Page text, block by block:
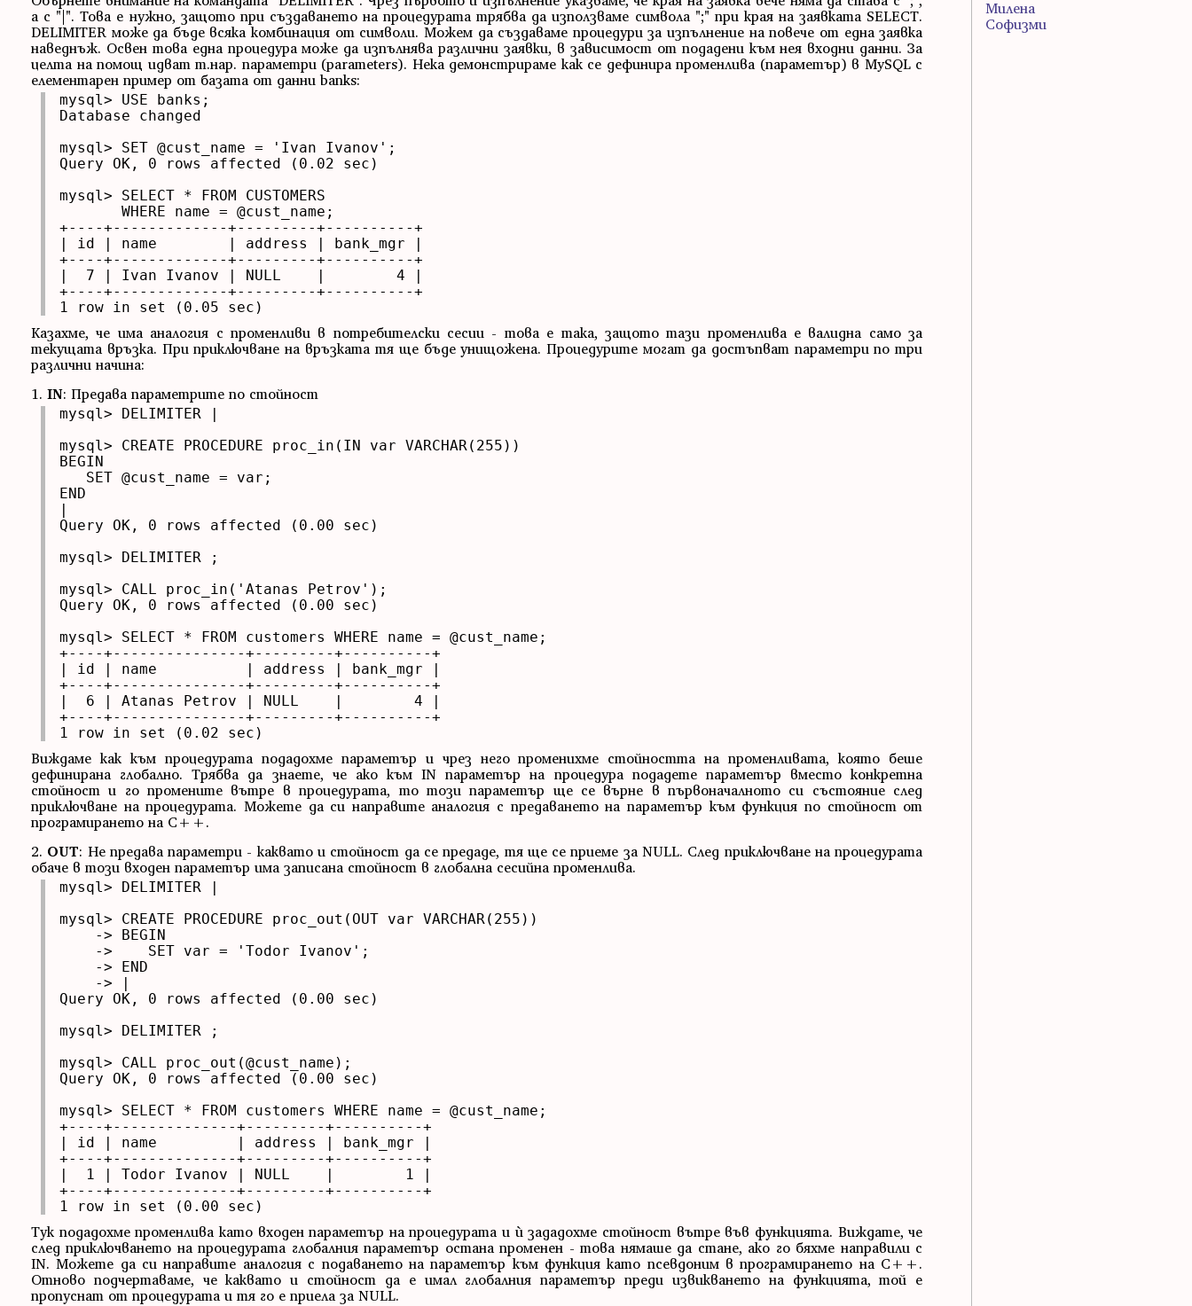
а с "|". Това е нужно, защото при създаването на процедурата трябва да използваме символа ";" при края на заявката SELECT.
DELIMITER може да бъде всяка комбинация от символи. Можем да създаваме процедури за изпълнение на повече от една заявка
наведнъж. Освен това една процедура може да изпълнява различни заявки, в зависимост от подадени към нея входни данни. За
целта на помощ идват т.нар. параметри (parameters). Нека демонстрираме как се дефинира променлива (параметър) в MySQL с
елементарен пример от базата от данни banks:
mysql> USE banks;
Database changed
mysql> SET @cust_name = 'Ivan Ivanov';
Query OK, 0 rows affected (0.02 sec)
mysql> SELECT * FROM CUSTOMERS
       WHERE name = @cust_name;
+----+-------------+---------+----------+
| id | name        | address | bank_mgr |
+----+-------------+---------+----------+
|  7 | Ivan Ivanov | NULL    |        4 |
+----+-------------+---------+----------+
1 row in set (0.05 sec)
Казахме, че има аналогия с променливи в потребителски сесии - това е така, защото тази променлива е валидна само за
текущата връзка. При приключване на връзката тя ще бъде унищожена. Процедурите могат да достъпват параметри по три
различни начина:
1. IN: Предава параметрите по стойност
mysql> DELIMITER |
mysql> CREATE PROCEDURE proc_in(IN var VARCHAR(255))
BEGIN
   SET @cust_name = var;
END
Query OK, 0 rows affected (0.00 sec)
mysql> DELIMITER ;
mysql> CALL proc_in('Atanas Petrov');
Query OK, 0 rows affected (0.00 sec)
mysql> SELECT * FROM customers WHERE name = @cust_name;
+----+---------------+---------+----------+
| id | name          | address | bank_mgr |
+----+---------------+---------+----------+
|  6 | Atanas Petrov | NULL    |        4 |
+----+---------------+---------+----------+
1 row in set (0.02 sec)
Виждаме как към процедурата подадохме параметър и чрез него променихме стойността на променливата, която беше
дефинирана глобално. Трябва да знаете, че ако към IN параметър на процедура подадете параметър вместо конкретна
стойност и го промените вътре в процедурата, то този параметър ще се върне в първоначалното си състояние след
приключване на процедурата. Можете да си направите аналогия с предаването на параметър към функция по стойност от
програмирането на C++.
2. OUT: Не предава параметри - каквато и стойност да се предаде, тя ще се приеме за NULL. След приключване на процедурата
обаче в този входен параметър има записана стойност в глобална сесийна променлива.
mysql> DELIMITER |
mysql> CREATE PROCEDURE proc_out(OUT var VARCHAR(255))
    -> BEGIN
    ->    SET var = 'Todor Ivanov';
    -> END
    -> |
Query OK, 0 rows affected (0.00 sec)
mysql> DELIMITER ;
mysql> CALL proc_out(@cust_name);
Query OK, 0 rows affected (0.00 sec)
mysql> SELECT * FROM customers WHERE name = @cust_name;
+----+--------------+---------+----------+
| id | name         | address | bank_mgr |
+----+--------------+---------+----------+
|  1 | Todor Ivanov | NULL    |        1 |
+----+--------------+---------+----------+
1 row in set (0.00 sec)
Тук подадохме променлива като входен параметър на процедурата и ѝ зададохме стойност вътре във функцията. Виждате, че
след приключването на процедурата глобалния параметър остана променен - това нямаше да стане, ако го бяхме направили с
IN. Можете да си направите аналогия с подаването на параметър към функция като псевдоним в програмирането на C++.
Отново подчертаваме, че каквато и стойност да е имал глобалния параметър преди извикването на функцията, той е
пропуснат от процедурата и тя го е приела за NULL.
Милена
Софизми